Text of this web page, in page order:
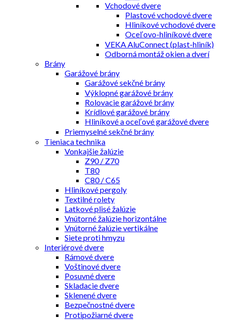
Vchodové dvere
Plastové vchodové dvere
Hliníkové vchodové dvere
Oceľovo-hliníkové dvere
VEKA AluConnect (plast-hliník)
Odborná montáž okien a dverí
Brány
Garážové brány
Garážové sekčné brány
Výklopné garážové brány
Rolovacie garážové brány
Krídlové garážové brány
Hliníkové a oceľové garážové dvere
Priemyselné sekčné brány
Tieniaca technika
Vonkajšie žalúzie
Z90 / Z70
T80
C80 / C65
Hliníkové pergoly
Textilné rolety
Latkové plisé žalúzie
Vnútorné žalúzie horizontálne
Vnútorné žalúzie vertikálne
Siete proti hmyzu
Interiérové dvere
Rámové dvere
Voštinové dvere
Posuvné dvere
Skladacie dvere
Sklenené dvere
Bezpečnostné dvere
Protipožiarné dvere